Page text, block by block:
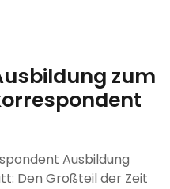
zum
Ausbildung
Den Großteil der Zeit